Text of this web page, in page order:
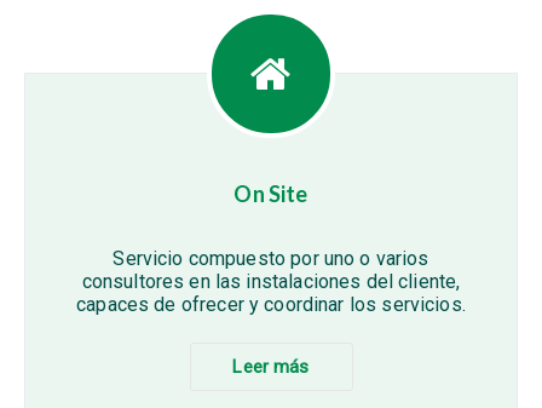
On Site
Servicio compuesto por uno o varios
consultores en las instalaciones del cliente,
capaces de ofrecer y coordinar los servicios.
Leer más